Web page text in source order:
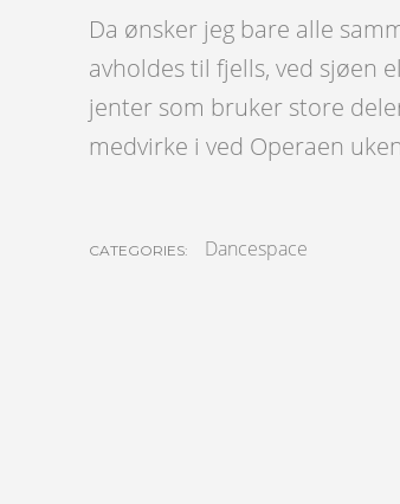
Da ønsker jeg bare alle
avholdes til fjells, ved sjøen
jenter som bruker store
medvirke i ved Operaen
CATEGORIES: Dancespace